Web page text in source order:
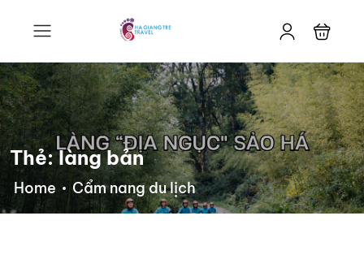
Thẻ:làng bản
Home Cẩm nang du lịch